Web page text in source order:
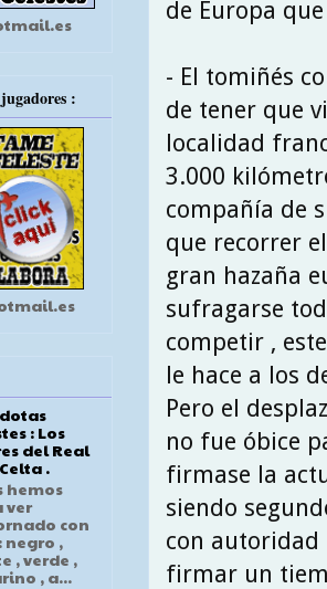
de Europa
- El tomiñés
de tener que
localidad
3.000
compañía de
que recorrer
gran hazaña
sufragarse
competir ,
le hace a los
Pero el
no fue óbice
firmase la
siendo
con autoridad
firmar un
:
: Los
del Real
.
hemos
ver
con
negro ,
, verde ,
, a...